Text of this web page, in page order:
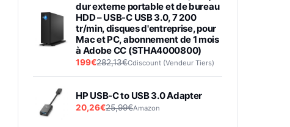
dur externe portable et de bureau
HDD – USB-C USB 3.0, 7 200
tr/min, disques d'entreprise, pour
Mac et PC, abonnement de 1 mois
à Adobe CC (STHA4000800)
199€282,13€Cdiscount (Vendeur Tiers)
HP USB-C to USB 3.0 Adapter
20,26€25,99€Amazon